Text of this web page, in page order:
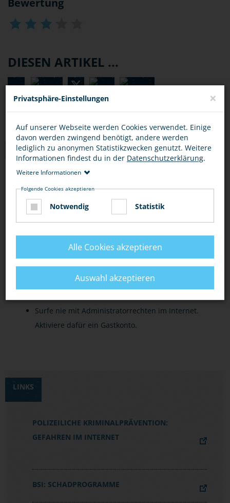
Bewertung
DIESEN ARTIKEL ...
TIPPS
Verwende ein aktuellesVirenschutzprogramm
Herunterladen im Internet.
Aktualisiere das Betriebssystem (automatisches
Windows Update) und die installierten
Programme so häufig wie möglich.
Surfe nie mit Administratorrechten im Internet.
Aktiviere dafür ein Gastkonto.
LINKS
POLIZEILICHE KRIMINALPRÄVENTION:
GEFAHREN IM INTERNET
BSI: SCHADPROGRAMME
Privatsphäre-Einstellungen ×
Auf unserer Webseite werden Cookies verwendet. Einige
davon werden zwingend benötigt, andere werden
lediglich zu anonymen Statistikzwecken genutzt. Weitere
Informationen findest du in der Datenschutzerklärung.
Weitere Informationen
Folgende Cookies akzeptieren
Notwendig Statistik
Alle Cookies akzeptieren
Auswahl akzeptieren